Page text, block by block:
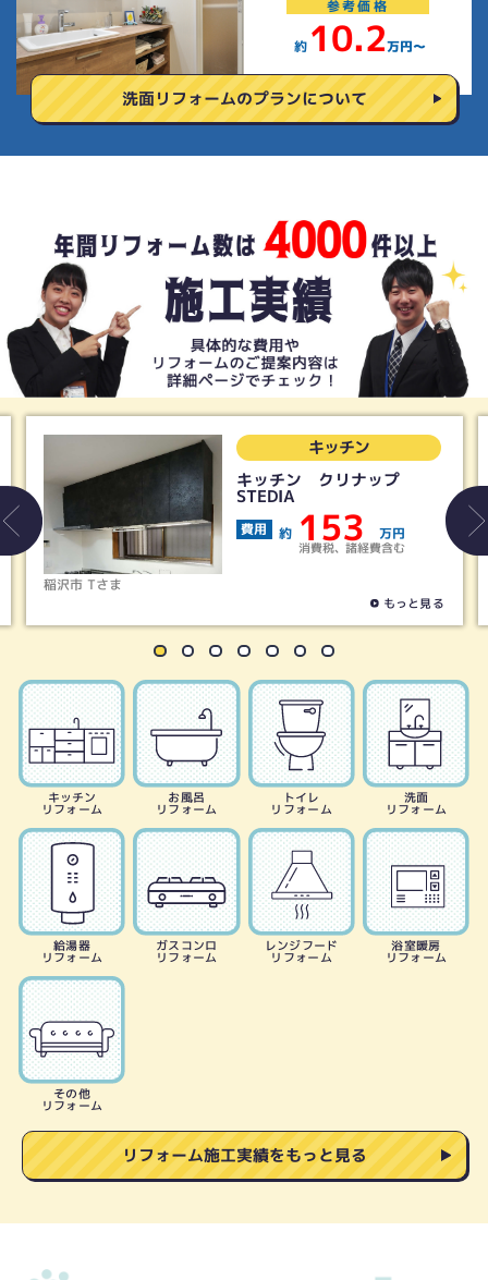
参考価格
約 10.2万円〜
洗面リフォームのプランについて
稲沢市 Tさま
キッチン
キッチン クリナップ
STEDIA
費用 約 153 万円
消費税、諸経費含む
もっと見る
キッチン
リフォーム
お風呂
リフォーム
トイレ
リフォーム
洗面
リフォーム
給湯器
リフォーム
ガスコンロ
リフォーム
レンジフード
リフォーム
浴室暖房
リフォーム
その他
リフォーム
リフォーム施工実績をもっと見る